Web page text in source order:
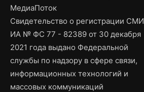
МедиаПоток
Свидетельство о регистрации СМИ
ИА № ФС 77 - 82389 от 30 декабря
2021 года выдано Федеральной
службы по надзору в сфере связи,
информационных технологий и
массовых коммуникаций